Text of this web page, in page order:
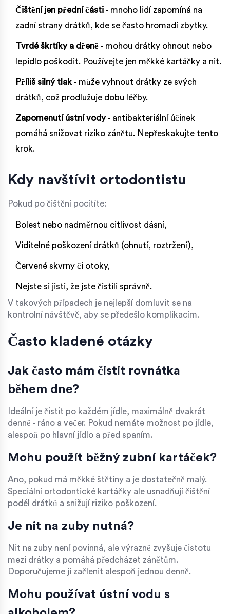
Čištění jen přední části - mnoho lidí zapomíná na
zadní strany drátků, kde se často hromadí zbytky.
Tvrdé škrtíky a dřeně - mohou drátky ohnout nebo
lepidlo poškodit. Používejte jen měkké kartáčky a nit.
Příliš silný tlak- může vyhnout drátky ze svých
drátků, což prodlužuje dobu léčby.
Zapomenutí ústní vody- antibakteriální účinek
pomáhá snižovat riziko zánětu. Nepřeskakujte tento
krok.
Kdy navštívit ortodontistu
Pokud po čištění pocítíte:
Bolest nebo nadměrnou citlivost dásní,
Viditelné poškození drátků (ohnutí, roztržení),
Červené skvrny či otoky,
Nejste si jisti, že jste čistili správně.
V takových případech je nejlepší domluvit se na
kontrolní návštěvě, aby se předešlo komplikacím.
Často kladené otázky
Jak často mám čistit rovnátka
během dne?
Ideální je čistit po každém jídle, maximálně dvakrát
denně - ráno a večer. Pokud nemáte možnost po jídle,
alespoň po hlavní jídlo a před spaním.
Mohu použít běžný zubní kartáček?
Ano, pokud má měkké štětiny a je dostatečně malý.
Speciální ortodontické kartáčky ale usnadňují čištění
podél drátků a snižují riziko poškození.
Je nit na zuby nutná?
Nit na zuby není povinná, ale výrazně zvyšuje čistotu
mezi drátky a pomáhá předcházet zánětům.
Doporučujeme ji začlenit alespoň jednou denně.
Mohu používat ústní vodu s